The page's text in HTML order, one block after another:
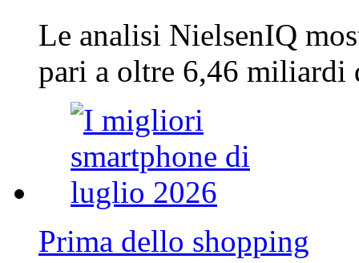
Le analisi NielsenIQ
pari a oltre 6,46
Prima dello shopping